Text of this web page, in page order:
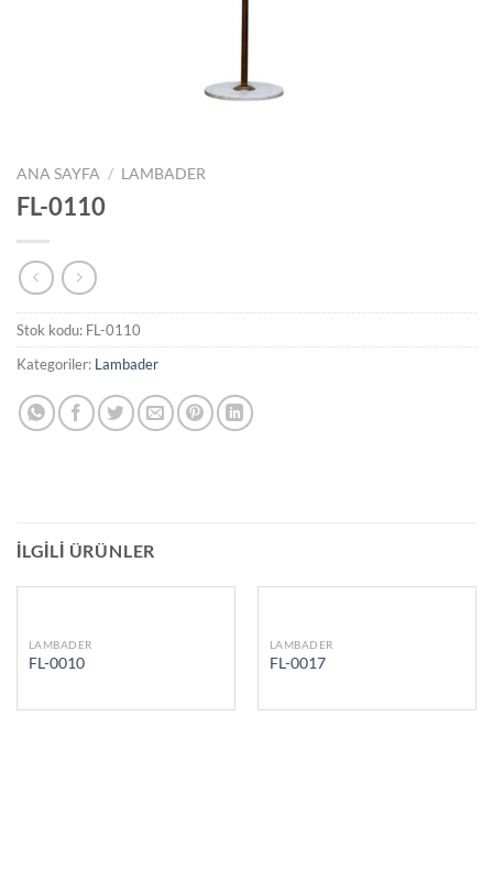
ANA SAYFA / LAMBADER
FL-0110
Stok kodu: FL-0110
Kategoriler: Lambader
İLGILI ÜRÜNLER
LAMBADER
FL-0010
LAMBADER
FL-0017